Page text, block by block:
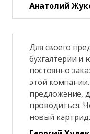
Анатолий
Для своего
бухгалтерии и
постоянно
этой
предложение,
проводиться.
новый